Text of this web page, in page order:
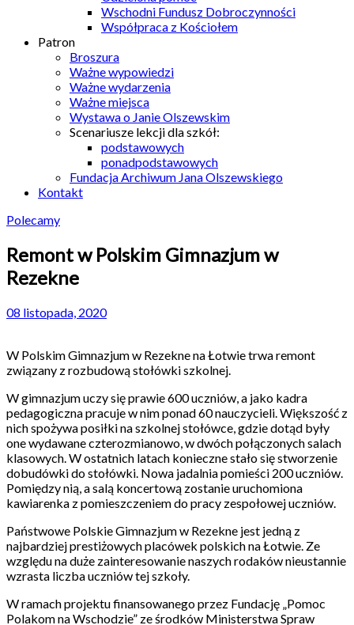
Wschodni Fundusz Dobroczynności
Współpraca z Kościołem
Patron
Broszura
Ważne wypowiedzi
Ważne wydarzenia
Ważne miejsca
Wystawa o Janie Olszewskim
Scenariusze lekcji dla szkół:
podstawowych
ponadpodstawowych
Fundacja Archiwum Jana Olszewskiego
Kontakt
Polecamy
Remont w Polskim Gimnazjum w
Rezekne
08 listopada, 2020
W Polskim Gimnazjum w Rezekne na Łotwie trwa remont
związany z rozbudową stołówki szkolnej.
W gimnazjum uczy się prawie 600 uczniów, a jako kadra
pedagogiczna pracuje w nim ponad 60 nauczycieli. Większość z
nich spożywa posiłki na szkolnej stołówce, gdzie dotąd były
one wydawane czterozmianowo, w dwóch połączonych salach
klasowych. W ostatnich latach konieczne stało się stworzenie
dobudówki do stołówki. Nowa jadalnia pomieści 200 uczniów.
Pomiędzy nią, a salą koncertową zostanie uruchomiona
kawiarenka z pomieszczeniem do pracy zespołowej uczniów.
Państwowe Polskie Gimnazjum w Rezekne jest jedną z
najbardziej prestiżowych placówek polskich na Łotwie. Ze
względu na duże zainteresowanie naszych rodaków nieustannie
wzrasta liczba uczniów tej szkoły.
W ramach projektu finansowanego przez Fundację „Pomoc
Polakom na Wschodzie” ze środków Ministerstwa Spraw